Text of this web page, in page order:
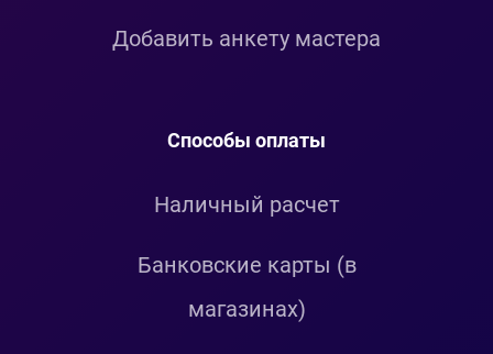
Добавить анкету мастера
Способы оплаты
Наличный расчет
Банковские карты (в
магазинах)